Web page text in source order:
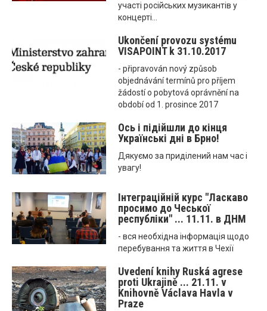
участі російських музикантів у
концерті...
Ukončení provozu systému
VISAPOINT k 31.10.2017
- připravován nový způsob
objednávání termínů pro příjem
žádostí o pobytová oprávnění na
období od 1. prosince 2017
Ось і підійшли до кінця
Українські дні в Брно!
Дякуємо за приділений нам час і
увагу!
Інтеграційній курс "Ласкаво
просимо до Чеської
республіки" ... 11.11. в ДНМ
- вся необхідна інформація щодо
перебування та життя в Чехії
Uvedení knihy Ruská agrese
proti Ukrajině ... 21.11. v
Knihovně Václava Havla v
Praze